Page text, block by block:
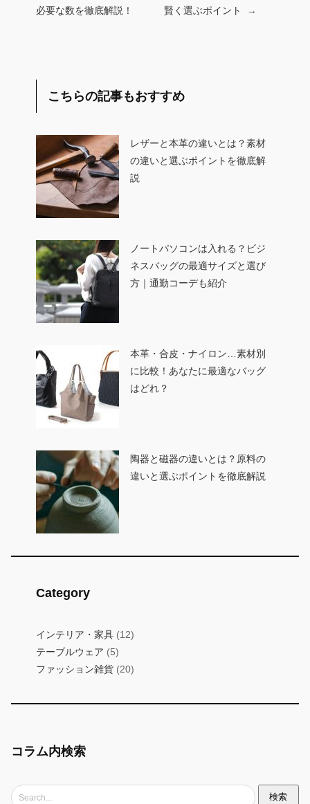
必要な数を徹底解説！
賢く選ぶポイント
→
こちらの記事もおすすめ
レザーと本革の違いとは？素材
の違いと選ぶポイントを徹底解
説
ノートパソコンは入れる？ビジ
ネスバッグの最適サイズと選び
方｜通勤コーデも紹介
本革・合皮・ナイロン…素材別
に比較！あなたに最適なバッグ
はどれ？
陶器と磁器の違いとは？原料の
違いと選ぶポイントを徹底解説
Category
インテリア・家具(12)
テーブルウェア (5)
ファッション雑貨(20)
コラム内検索
検
検索